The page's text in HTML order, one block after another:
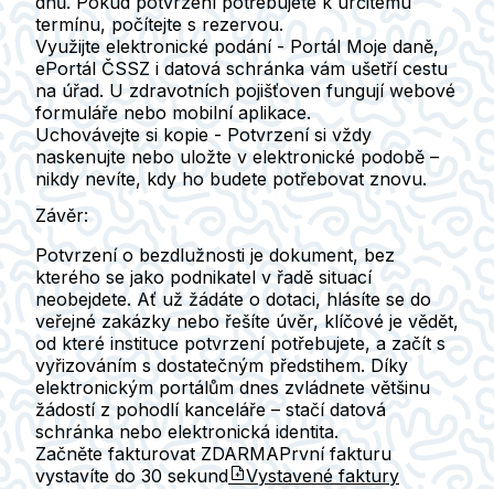
termínu, počítejte s rezervou.
Využijte elektronické podání - Portál Moje daně,
ePortál ČSSZ i datová schránka vám ušetří cestu
na úřad. U zdravotních pojišťoven fungují webové
formuláře nebo mobilní aplikace.
Uchovávejte si kopie - Potvrzení si vždy
naskenujte nebo uložte v elektronické podobě –
nikdy nevíte, kdy ho budete potřebovat znovu.
Závěr:
Potvrzení o bezdlužnosti je dokument, bez
kterého se jako podnikatel v řadě situací
neobejdete. Ať už žádáte o dotaci, hlásíte se do
veřejné zakázky nebo řešíte úvěr, klíčové je vědět,
od které instituce potvrzení potřebujete, a začít s
vyřizováním s dostatečným předstihem. Díky
elektronickým portálům dnes zvládnete většinu
žádostí z pohodlí kanceláře – stačí datová
schránka nebo elektronická identita.
Začněte fakturovat ZDARMAPrvní fakturu
vystavíte do 30 sekund Vystavené faktury